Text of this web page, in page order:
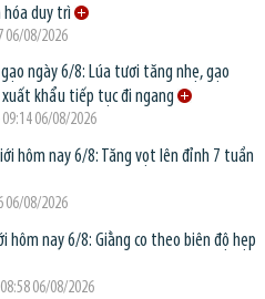
duy trì
06/08/2026
ngày 6/8: Lúa tươi tăng nhẹ, gạo
khẩu tiếp tục đi ngang
06/08/2026
hôm nay 6/8: Tăng vọt lên đỉnh 7 tuần
06/08/2026
hôm nay 6/8: Giằng co theo biên độ hẹp
06/08/2026